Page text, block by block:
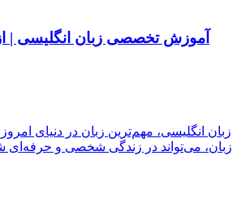
آموزش تخصصی زبان انگلیسی |
زبان انگلیسی، مهم‌ترین زبان در دنیای
زبان، می‌تواند در زندگی شخصی و حرفه‌ای